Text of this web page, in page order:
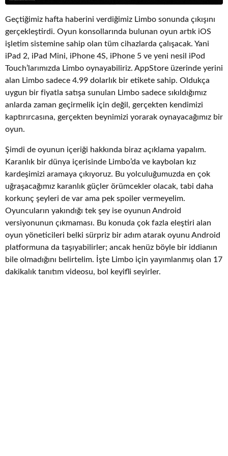
Geçtiğimiz hafta haberini verdiğimiz Limbo sonunda çıkışını
gerçekleştirdi. Oyun konsollarında bulunan oyun artık iOS
işletim sistemine sahip olan tüm cihazlarda çalışacak. Yani
iPad 2, iPad Mini, iPhone 4S, iPhone 5 ve yeni nesil iPod
Touch’larımızda Limbo oynayabiliriz. AppStore üzerinde yerini
alan Limbo sadece 4.99 dolarlık bir etikete sahip. Oldukça
uygun bir fiyatla satışa sunulan Limbo sadece sıkıldığımız
anlarda zaman geçirmelik için değil, gerçekten kendimizi
kaptırırcasına, gerçekten beynimizi yorarak oynayacağımız bir
oyun.
Şimdi de oyunun içeriği hakkında biraz açıklama yapalım.
Karanlık bir dünya içerisinde Limbo’da ve kaybolan kız
kardeşimizi aramaya çıkıyoruz. Bu yolculuğumuzda en çok
uğraşacağımız karanlık güçler örümcekler olacak, tabi daha
korkunç şeyleri de var ama pek spoiler vermeyelim.
Oyuncuların yakındığı tek şey ise oyunun Android
versiyonunun çıkmaması. Bu konuda çok fazla eleştiri alan
oyun yöneticileri belki sürpriz bir adım atarak oyunu Android
platformuna da taşıyabilirler; ancak henüz böyle bir iddianın
bile olmadığını belirtelim. İşte Limbo için yayımlanmış olan 17
dakikalık tanıtım videosu, bol keyifli seyirler.